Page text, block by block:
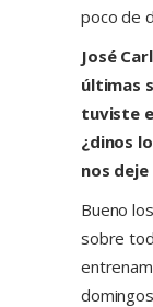
poco de
José
últimas
tuviste
¿dinos
nos
Bueno
sobre